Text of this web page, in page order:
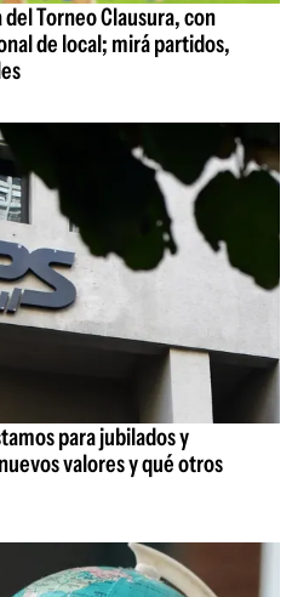
Torneo Clausura, con
de local; mirá partidos,
para jubilados y
valores y qué otros